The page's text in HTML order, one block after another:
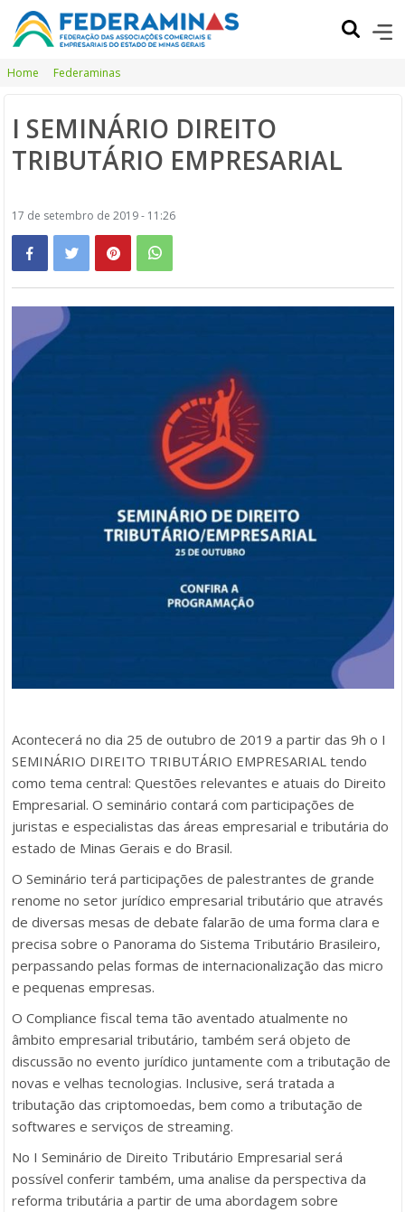
Home Federaminas
I SEMINÁRIO DIREITO
TRIBUTÁRIO EMPRESARIAL
17 de setembro de 2019 - 11:26
Acontecerá no dia 25 de outubro de 2019 a partir das 9h o I
SEMINÁRIO DIREITO TRIBUTÁRIO EMPRESARIAL tendo
como tema central: Questões relevantes e atuais do Direito
Empresarial. O seminário contará com participações de
juristas e especialistas das áreas empresarial e tributária do
estado de Minas Gerais e do Brasil.
O Seminário terá participações de palestrantes de grande
renome no setor jurídico empresarial tributário que através
de diversas mesas de debate falarão de uma forma clara e
precisa sobre o Panorama do Sistema Tributário Brasileiro,
perpassando pelas formas de internacionalização das micro
e pequenas empresas.
O Compliance fiscal tema tão aventado atualmente no
âmbito empresarial tributário, também será objeto de
discussão no evento jurídico juntamente com a tributação de
novas e velhas tecnologias. Inclusive, será tratada a
tributação das criptomoedas, bem como a tributação de
softwares e serviços de streaming.
No I Seminário de Direito Tributário Empresarial será
possível conferir também, uma analise da perspectiva da
reforma tributária a partir de uma abordagem sobre